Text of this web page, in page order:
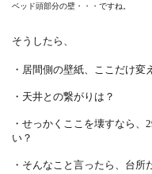
ベッド頭部分の壁・・・ですね。
そうしたら、
・居間側の壁紙、ここだけ変
・天井との繋がりは？
・せっかくここを壊すなら
い？
・そんなこと言ったら、台所